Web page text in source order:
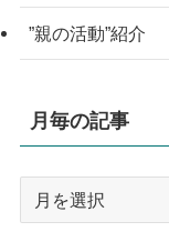
”親の活動”紹介
月毎の記事